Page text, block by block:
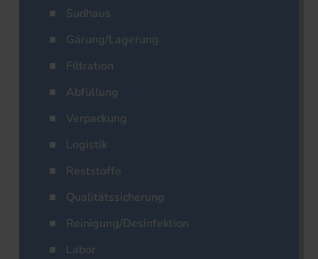
Sudhaus
Gärung/Lagerung
Filtration
Abfüllung
Verpackung
Logistik
Reststoffe
Qualitätssicherung
Reinigung/Desinfektion
Labor